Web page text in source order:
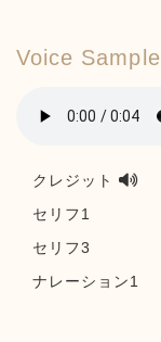
Voice Sample
クレジット
セリフ1
セリフ3
ナレーション1